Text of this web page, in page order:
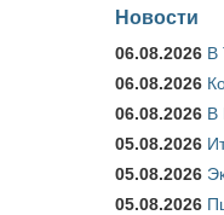
Новости
06.08.2026 В
06.08.2026
06.08.2026 В
05.08.2026
05.08.2026
05.08.2026